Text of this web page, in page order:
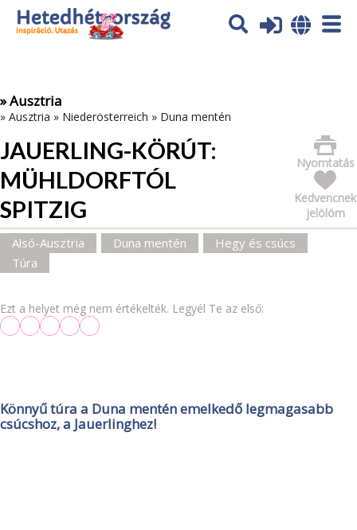
Az oldal sütiket (cookies) használ. További tájékoztatás itt:
Adatvédelmi tájékoztató
» Ausztria
» Ausztria » Niederösterreich » Duna mentén
JAUERLING-KÖRÚT:
MÜHLDORFTÓL
SPITZIG
Nyomtatás
Kedvencnek
jelölöm
Alsó-Ausztria Duna mentén
Hegy és csúcs
Túra
Ezt a helyet még nem értékelték. Legyél Te az első:
Könnyű túra a Duna mentén emelkedő legmagasabb
csúcshoz, a Jauerlinghez!